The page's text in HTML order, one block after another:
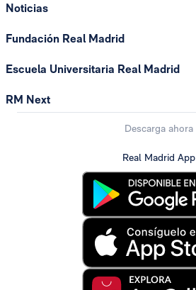
Noticias
Fundación Real Madrid
Escuela Universitaria Real Madrid
RM Next
Descarga ahora
Real Madrid App